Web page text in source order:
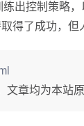
出控制策略
得了成功，
文章均为本站